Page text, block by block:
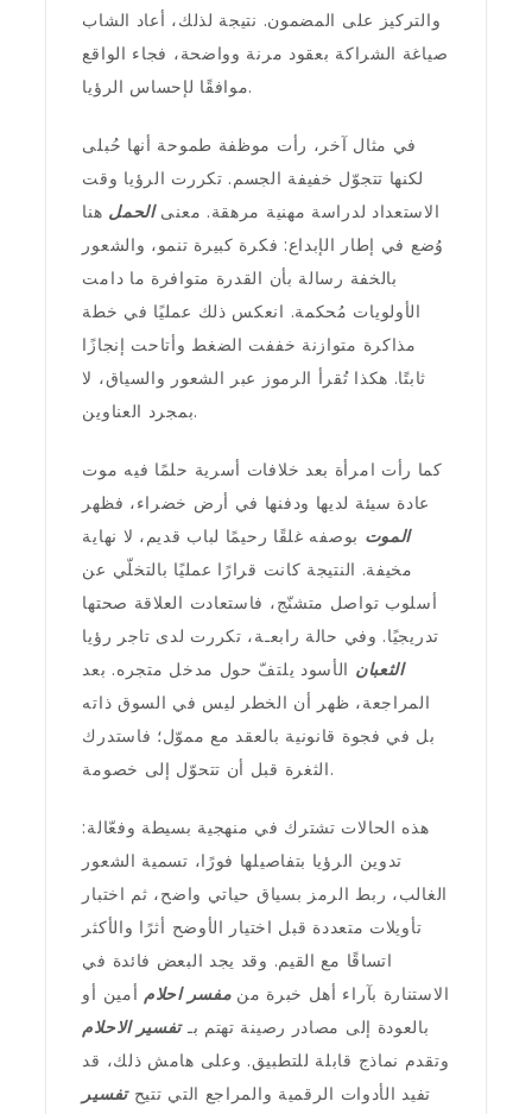
والتركيز على المضمون. نتيجة لذلك، أعاد الشاب
صياغة الشراكة بعقود مرنة وواضحة، فجاء الواقع
موافقًا لإحساس الرؤيا.
في مثال آخر، رأت موظفة طموحة أنها حُبلى
لكنها تتجوّل خفيفة الجسم. تكررت الرؤيا وقت
الاستعداد لدراسة مهنية مرهقة. معنىالحمل هنا
وُضع في إطار الإبداع: فكرة كبيرة تنمو، والشعور
بالخفة رسالة بأن القدرة متوافرة ما دامت
الأولويات مُحكمة. انعكس ذلك عمليًا في خطة
مذاكرة متوازنة خففت الضغط وأتاحت إنجازًا
ثابتًا. هكذا تُقرأ الرموز عبر الشعور والسياق، لا
بمجرد العناوين.
كما رأت امرأة بعد خلافات أسرية حلمًا فيه موت
عادة سيئة لديها ودفنها في أرض خضراء، فظهر
الموت بوصفه غلقًا رحيمًا لباب قديم، لا نهاية
مخيفة. النتيجة كانت قرارًا عمليًا بالتخلّي عن
أسلوب تواصل متشنّج، فاستعادت العلاقة صحتها
تدريجيًا. وفي حالة رابعـة، تكررت لدى تاجر رؤيا
الثعبان الأسود يلتفّ حول مدخل متجره. بعد
المراجعة، ظهر أن الخطر ليس في السوق ذاته
بل في فجوة قانونية بالعقد مع مموّل؛ فاستدرك
الثغرة قبل أن تتحوّل إلى خصومة.
هذه الحالات تشترك في منهجية بسيطة وفعّالة:
تدوين الرؤيا بتفاصيلها فورًا، تسمية الشعور
الغالب، ربط الرمز بسياق حياتي واضح، ثم اختبار
تأويلات متعددة قبل اختيار الأوضح أثرًا والأكثر
اتساقًا مع القيم. وقد يجد البعض فائدة في
الاستنارة بآراء أهل خبرة منمفسر احلامأمين أو
بالعودة إلى مصادر رصينة تهتم بـتفسير الاحلام
وتقدم نماذج قابلة للتطبيق. وعلى هامش ذلك، قد
تفيد الأدوات الرقمية والمراجع التي تتيحتفسير